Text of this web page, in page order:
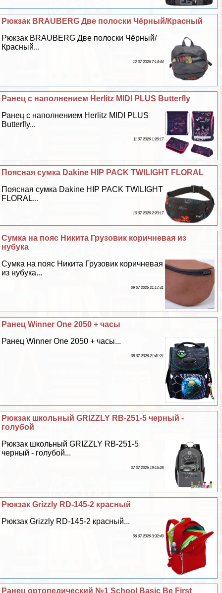
Рюкзак BRAUBERG Две полоски Чёрный/Красный
Рюкзак BRAUBERG Две полоски Чёрный/
Красный...
12 07 2026 7:14:44
Ранец с наполнением Herlitz MIDI PLUS Butterfly
Ранец с наполнением Herlitz MIDI PLUS
Butterfly...
11 07 2026 1:26:17
Поясная сумка Dakine HIP PACK TWILIGHT FLORAL
Поясная сумка Dakine HIP PACK TWILIGHT
FLORAL...
10 07 2026 2:20:17
Сумка на пояс Никита Грузовик коричневая из
нубука
Сумка на пояс Никита Грузовик коричневая
из нубука...
09 07 2026 21:17:31
Ранец Winner One 2050 + часы
Ранец Winner One 2050 + часы...
08 07 2026 21:41:21
Рюкзак школьный GRIZZLY RB-251-5 черный -
гoлyбой
Рюкзак школьный GRIZZLY RB-251-5
черный - гoлyбой...
07 07 2026 19:16:28
Рюкзак Grizzly RD-145-2 красный
Рюкзак Grizzly RD-145-2 красный...
06 07 2026 0:32:49
Ранец ортопедический №1 School Basic Be First